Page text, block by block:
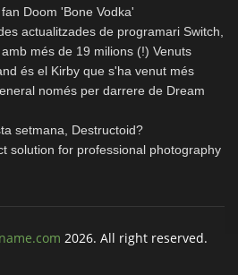
Doom 'Bone Vodka'
actualitzades de programari Switch,
més de 19 milions (!) Venuts
és el Kirby que s'ha venut més
només per darrere de Dream
setmana, Destructoid?
solution for professional photography
2026. All right reserved.